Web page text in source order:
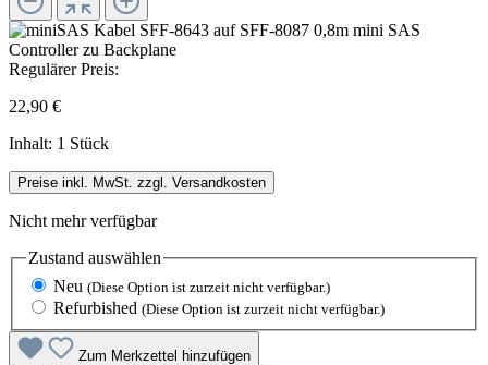
Regulärer Preis:
22,90 €
Inhalt: 1 Stück
Preise inkl. MwSt. zzgl. Versandkosten
Nicht mehr verfügbar
Zustand auswählen
Neu (Diese Option ist zurzeit nicht verfügbar.)
Refurbished (Diese Option ist zurzeit nicht verfügbar.)
Zum Merkzettel hinzufügen